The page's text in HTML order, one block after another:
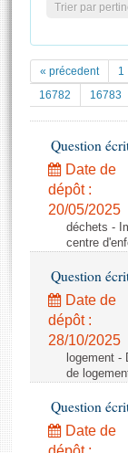
Pétitions
Documents
Projets de loi
Propositions
Amendements
Textes adoptés
Rapports
Rapports
Rapports sur
Baromètre de
Dossiers
Budget et
Questions
Documents
( Constitution |
Histoire
Juniors
Anciennes
Liens vers
La
Les archives
Photos
Trier par
« précedent 1
16782
16783
Question
Date de
dépôt :
20/05/2025
déchets -
centre
Question
Date de
dépôt :
28/10/2025
logement
de
Question
Date de